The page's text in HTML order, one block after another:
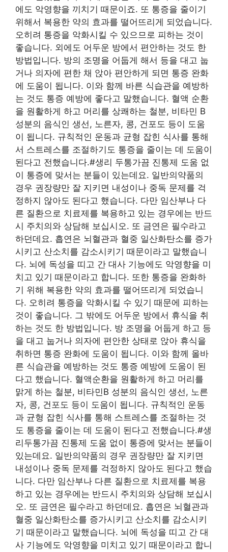
에도 악영향을 끼치기 때문이죠. 또 통증을 줄이기
위해서 복용한 약의 효과를 떨어뜨리게 되었습니다.
오히려 통증을 악화시킬 수 있으므로 피하는 것이
좋습니다. 외에도 어두운 방에서 편안하는 것도 한
방법입니다. 방의 조명을 어둡게 해서 등을 대고 눕
거나 의자에 편한 채 앉아 편안하게 되면 통증 완화
에 도움이 됩니다. 이와 함께 바른 식습관을 예방하
는 것도 통증 예방에 좋다고 말했습니다. 혈액 순환
을 원활하게 하고 머리를 상쾌하는 철분, 비타민 B
성분의 음식인 생선, 노른자, 콩, 건포도 등이 도움
이 됩니다. 규칙적인 운동과 균형 잡힌 식사를 통해
서 스트레스를 조절하기도 통증을 줄이는 데 도움이
된다고 전했습니다.#생리 두통가끔 진통제 도움 없
이 통증에 맞서는 분들이 있는데요. 일반의약품의
경우 권장량만 잘 지키면 내성이나 중독 문제를 걱
정하지 않아도 된다고 했습니다. 다만 임산부나 다
른 질환으로 치료제를 복용하고 있는 경우에는 반드
시 주치의와 상담해 보십시오. 또 금연은 필수라고
하던데요. 흡연은 뇌혈관과 혈중 일산화탄소를 증가
시키고 산소치를 감소시키기 때문이라고 말했습니
다. 뇌에 독성을 띠고 간 대사 기능에도 악영향을 미
치고 있기 때문이라고 합니다. 또한 통증을 완화하
기 위해 복용한 약의 효과를 떨어뜨리게 되었습니
다. 오히려 통증을 악화시킬 수 있기 때문에 피하는
것이 좋습니다. 그 밖에도 어두운 방에서 휴식을 취
하는 것도 한 방법입니다. 방 조명을 어둡게 하고 등
을 대고 눕거나 의자에 편안한 상태로 앉아 휴식을
취하면 통증 완화에 도움이 됩니다. 이와 함께 올바
른 식습관을 예방하는 것도 통증 예방에 도움이 된
다고 했습니다. 혈액순환을 원활하게 하고 머리를
맑게 하는 철분, 비타민B 성분의 음식인 생선, 노른
자, 콩, 건포도 등이 도움이 됩니다. 규칙적인 운동
과 균형 잡힌 식사를 통해 스트레스를 조절하는 것
도 통증을 줄이는 데 도움이 된다고 전했습니다.#생
리두통가끔 진통제 도움 없이 통증에 맞서는 분들이
있는데요. 일반의약품의 경우 권장량만 잘 지키면
내성이나 중독 문제를 걱정하지 않아도 된다고 했습
니다. 다만 임산부나 다른 질환으로 치료제를 복용
하고 있는 경우에는 반드시 주치의와 상담해 보십시
오. 또 금연은 필수라고 하던데요. 흡연은 뇌혈관과
혈중 일산화탄소를 증가시키고 산소치를 감소시키
기 때문이라고 말했습니다. 뇌에 독성을 띠고 간 대
사 기능에도 악영향을 미치고 있기 때문이라고 합니